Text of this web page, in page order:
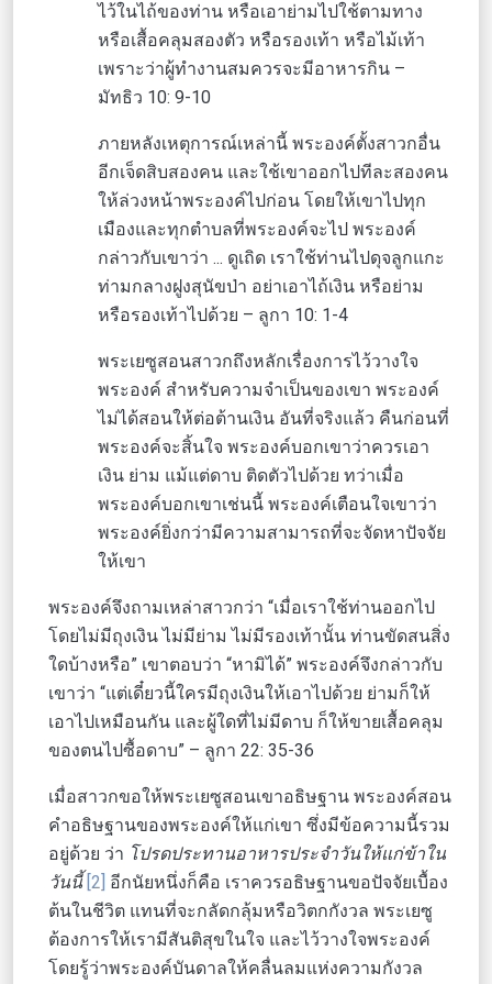
ไว้ในไถ้ของท่าน หรือเอาย่ามไปใช้ตามทาง
หรือเสื้อคลุมสองตัว หรือรองเท้า หรือไม้เท้า
เพราะว่าผู้ทำงานสมควรจะมีอาหารกิน –
มัทธิว 10: 9-10
ภายหลังเหตุการณ์เหล่านี้ พระองค์ตั้งสาวกอื่น
อีกเจ็ดสิบสองคน และใช้เขาออกไปทีละสองคน
ให้ล่วงหน้าพระองค์ไปก่อน โดยให้เขาไปทุก
เมืองและทุกตำบลที่พระองค์จะไป พระองค์
กล่าวกับเขาว่า ... ดูเถิด เราใช้ท่านไปดุจลูกแกะ
ท่ามกลางฝูงสุนัขป่า อย่าเอาไถ้เงิน หรือย่าม
หรือรองเท้าไปด้วย – ลูกา 10: 1-4
พระเยซูสอนสาวกถึงหลักเรื่องการไว้วางใจ
พระองค์ สำหรับความจำเป็นของเขา พระองค์
ไม่ได้สอนให้ต่อต้านเงิน อันที่จริงแล้ว คืนก่อนที่
พระองค์จะสิ้นใจ พระองค์บอกเขาว่าควรเอา
เงิน ย่าม แม้แต่ดาบ ติดตัวไปด้วย ทว่าเมื่อ
พระองค์บอกเขาเช่นนี้ พระองค์เตือนใจเขาว่า
พระองค์ยิ่งกว่ามีความสามารถที่จะจัดหาปัจจัย
ให้เขา
พระองค์จึงถามเหล่าสาวกว่า “เมื่อเราใช้ท่านออกไป
โดยไม่มีถุงเงิน ไม่มีย่าม ไม่มีรองเท้านั้น ท่านขัดสนสิ่ง
ใดบ้างหรือ” เขาตอบว่า “หามิได้” พระองค์จึงกล่าวกับ
เขาว่า “แต่เดี๋ยวนี้ใครมีถุงเงินให้เอาไปด้วย ย่ามก็ให้
เอาไปเหมือนกัน และผู้ใดที่ไม่มีดาบ ก็ให้ขายเสื้อคลุม
ของตนไปซื้อดาบ” – ลูกา 22: 35-36
เมื่อสาวกขอให้พระเยซูสอนเขาอธิษฐาน พระองค์สอน
คำอธิษฐานของพระองค์ให้แก่เขา ซึ่งมีข้อความนี้รวม
อยู่ด้วย ว่า โปรดประทานอาหารประจำวันให้แก่ข้าใน
วันนี้ [2] อีกนัยหนึ่งก็คือ เราควรอธิษฐานขอปัจจัยเบื้อง
ต้นในชีวิต แทนที่จะกลัดกลุ้มหรือวิตกกังวล พระเยซู
ต้องการให้เรามีสันติสุขในใจ และไว้วางใจพระองค์
โดยรู้ว่าพระองค์บันดาลให้คลื่นลมแห่งความกังวล